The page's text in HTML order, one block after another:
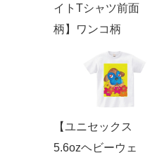
イトTシャツ前面
柄】ワンコ柄
【ユニセックス
5.6ozヘビーウェ